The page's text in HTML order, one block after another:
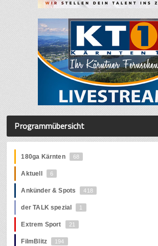
Programmübersicht
180ga Kärnten 68
Aktuell 6
Ankünder & Spots 418
der TALK spezial 1
Extrem Sport 21
FilmBlitz 194